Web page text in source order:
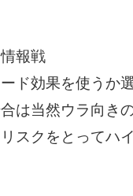
報戦
ド効果を使うか
は当然ウラ向き
スクをとってハ